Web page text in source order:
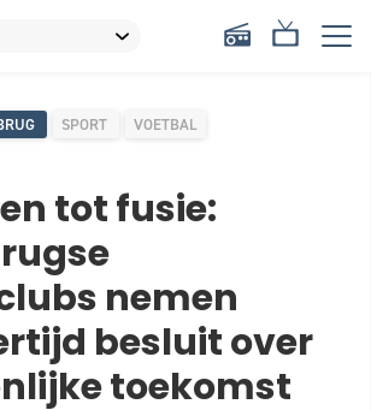
SPORT
VOETBAL
tot fusie:
nemen
besluit over
toekomst